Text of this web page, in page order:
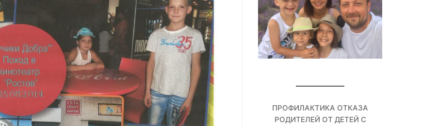
ПРОФИЛАКТИКА ОТКАЗА
РОДИТЕЛЕЙ ОТ ДЕТЕЙ С